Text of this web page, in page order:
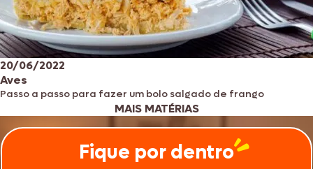
20/06/2022
Aves
Passo a passo para fazer um bolo salgado de frango
MAIS MATÉRIAS
Fique por dentro